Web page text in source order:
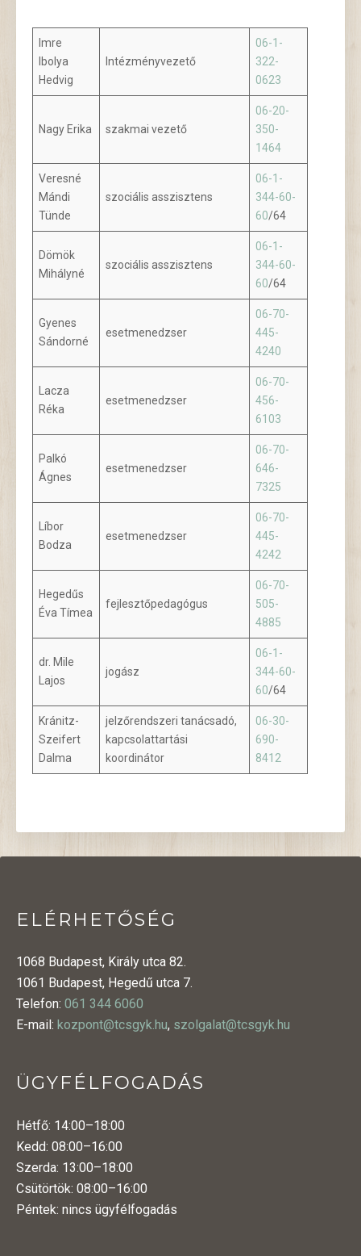
Imre
lbolya
Hedvig
Intézményvezető
06-1-
322-
0623
Nagy Erika szakmai vezető
06-20-
350-
1464
Veresné
Mándi
Tünde
szociális asszisztens
06-1-
344-60-
60/64
Dömök
Mihályné
szociális asszisztens
06-1-
344-60-
60/64
Gyenes
Sándorné
esetmenedzser
06-70-
445-
4240
Lacza
Réka
esetmenedzser
06-70-
456-
6103
Palkó
Ágnes
esetmenedzser
06-70-
646-
7325
Líbor
Bodza
esetmenedzser
06-70-
445-
4242
Hegedűs
Éva Tímea
fejlesztőpedagógus
06-70-
505-
4885
dr. Mile
Lajos
jogász
06-1-
344-60-
60/64
Kránitz-
Szeifert
Dalma
jelzőrendszeri tanácsadó,
kapcsolattartási
koordinátor
06-30-
690-
8412
ELÉRHETŐSÉG
1068 Budapest, Király utca 82.
1061 Budapest, Hegedű utca 7.
Telefon: 061 344 6060
E-mail: kozpont@tcsgyk.hu, szolgalat@tcsgyk.hu
ÜGYFÉLFOGADÁS
Hétfő: 14:00–18:00
Kedd: 08:00–16:00
Szerda: 13:00–18:00
Csütörtök: 08:00–16:00
Péntek: nincs ügyfélfogadás